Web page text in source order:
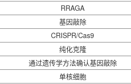
RRAGA
基因敲除
CRISPR/Cas9
纯化克隆
通过遗传学方法确认基因敲除
单核细胞